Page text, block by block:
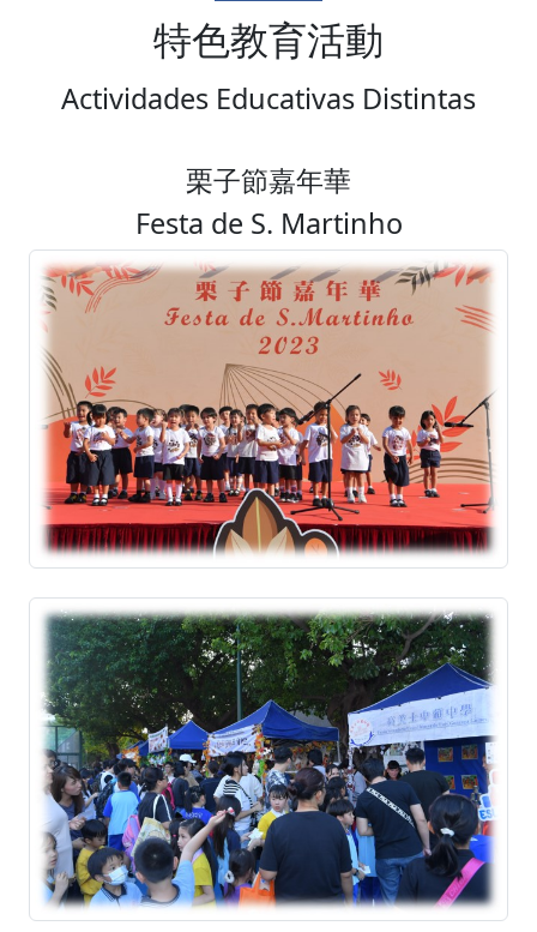
特色教育活動
Actividades Educativas Distintas
栗子節嘉年華
Festa de S. Martinho